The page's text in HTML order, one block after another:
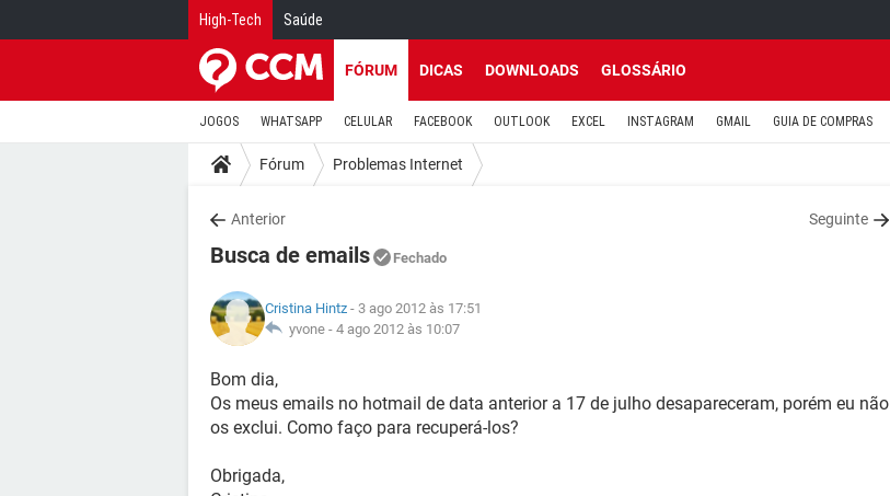
High-Tech Saúde
FÓRUM DICAS DOWNLOADS GLOSSÁRIO
JOGOS WHATSAPP CELULAR FACEBOOK OUTLOOK EXCEL INSTAGRAM GMAIL GUIA DE COMPRAS
Fórum Problemas Internet
Anterior Seguinte
Busca de emails Fechado
Cristina Hintz - 3 ago 2012 às 17:51
yvone - 4 ago 2012 às 10:07
Bom dia,
Os meus emails no hotmail de data anterior a 17 de julho desapareceram, porém eu não
os exclui. Como faço para recuperá-los?
Obrigada,